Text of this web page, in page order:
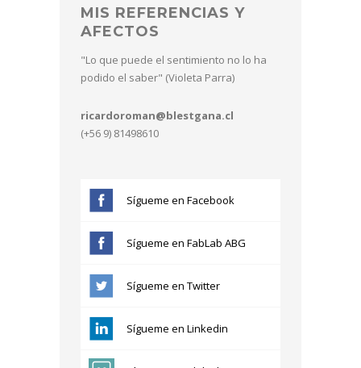
MIS REFERENCIAS Y
AFECTOS
"Lo que puede el sentimiento no lo ha
podido el saber" (Violeta Parra)
ricardoroman@blestgana.cl
(+56 9) 81498610
Sígueme en Facebook
Sígueme en FabLab ABG
Sígueme en Twitter
Sígueme en Linkedin